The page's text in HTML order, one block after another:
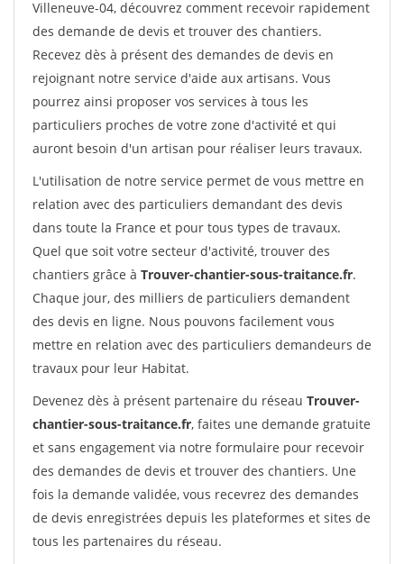
Villeneuve-04, découvrez comment recevoir rapidement
des demande de devis et trouver des chantiers.
Recevez dès à présent des demandes de devis en
rejoignant notre service d'aide aux artisans. Vous
pourrez ainsi proposer vos services à tous les
particuliers proches de votre zone d'activité et qui
auront besoin d'un artisan pour réaliser leurs travaux.
L'utilisation de notre service permet de vous mettre en
relation avec des particuliers demandant des devis
dans toute la France et pour tous types de travaux.
Quel que soit votre secteur d'activité, trouver des
chantiers grâce à Trouver-chantier-sous-traitance.fr.
Chaque jour, des milliers de particuliers demandent
des devis en ligne. Nous pouvons facilement vous
mettre en relation avec des particuliers demandeurs de
travaux pour leur Habitat.
Devenez dès à présent partenaire du réseau Trouver-
chantier-sous-traitance.fr, faites une demande gratuite
et sans engagement via notre formulaire pour recevoir
des demandes de devis et trouver des chantiers. Une
fois la demande validée, vous recevrez des demandes
de devis enregistrées depuis les plateformes et sites de
tous les partenaires du réseau.